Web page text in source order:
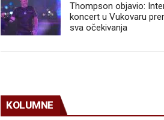
Thompson objavio:
koncert u Vukovaru
sva očekivanja
KOLUMNE